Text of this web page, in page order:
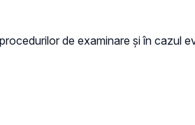
de examinare și în cazul